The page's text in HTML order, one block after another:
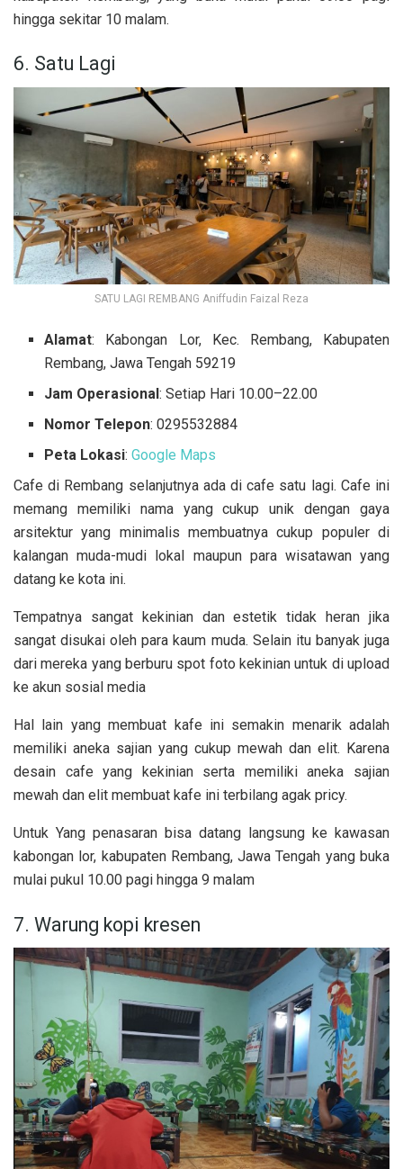
hingga sekitar 10 malam.
6. Satu Lagi
SATU LAGI REMBANG Aniffudin Faizal Reza
Alamat: Kabongan Lor, Kec. Rembang, Kabupaten
Rembang, Jawa Tengah 59219
Jam Operasional: Setiap Hari 10.00–22.00
Nomor Telepon: 0295532884
Peta Lokasi:Google Maps
Cafe di Rembang selanjutnya ada di cafe satu lagi. Cafe ini
memang memiliki nama yang cukup unik dengan gaya
arsitektur yang minimalis membuatnya cukup populer di
kalangan muda-mudi lokal maupun para wisatawan yang
datang ke kota ini.
Tempatnya sangat kekinian dan estetik tidak heran jika
sangat disukai oleh para kaum muda. Selain itu banyak juga
dari mereka yang berburu spot foto kekinian untuk di upload
ke akun sosial media
Hal lain yang membuat kafe ini semakin menarik adalah
memiliki aneka sajian yang cukup mewah dan elit. Karena
desain cafe yang kekinian serta memiliki aneka sajian
mewah dan elit membuat kafe ini terbilang agak pricy.
Untuk Yang penasaran bisa datang langsung ke kawasan
kabongan lor, kabupaten Rembang, Jawa Tengah yang buka
mulai pukul 10.00 pagi hingga 9 malam
7. Warung kopi kresen